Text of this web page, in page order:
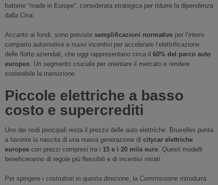
batterie “made in Europe”, considerata strategica per ridurre la dipendenza
dalla Cina.
Accanto ai fondi, sono previste semplificazioni normative per l’intero
comparto automotive e nuovi incentivi per accelerare l’elettrificazione
delle flotte aziendali, che oggi rappresentano circa il 60% del parco auto
europeo. Un segmento cruciale per orientare il mercato e rendere
sostenibile la transizione.
Piccole elettriche a basso
costo e supercrediti
Uno dei nodi principali resta il prezzo delle auto elettriche. Bruxelles punta
a favorire la nascita di una nuova generazione di citycar elettriche
europee con prezzi compresi tra i 15 e i 20 mila euro. Questi modelli
beneficeranno di regole più flessibili e di incentivi mirati.
Per spingere i costruttori in questa direzione, la Commissione introdurrà